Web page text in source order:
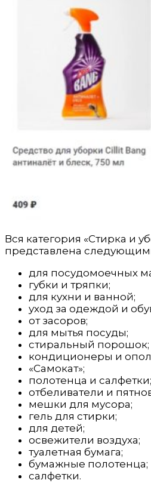
Вся категория «Стирка и
представлена
для посудомоечных
губки и тряпки;
для кухни и ванной;
уход за одеждой и
от засоров;
для мытья посуды;
стиральный порошок;
кондиционеры и
«Самокат»;
полотенца и салфетки;
отбеливатели и
мешки для мусора;
гель для стирки;
для детей;
освежители воздуха;
туалетная бумага;
бумажные полотенца;
салфетки.